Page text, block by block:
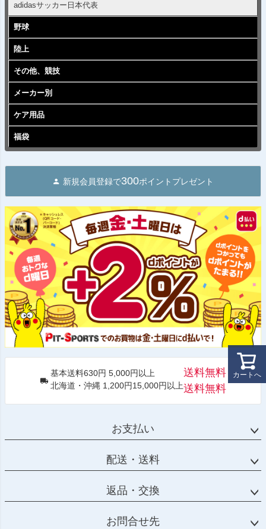
カートへ
adidasサッカー日本代表
野球
陸上
その他、競技
メーカー別
ケア用品
福袋
新規会員登録で300ポイントプレゼント
基本送料630円 5,000円以上
北海道・沖縄 1,200円15,000円以上
送料無料
送料無料
お支払い
配送・送料
返品・交換
お問合せ先